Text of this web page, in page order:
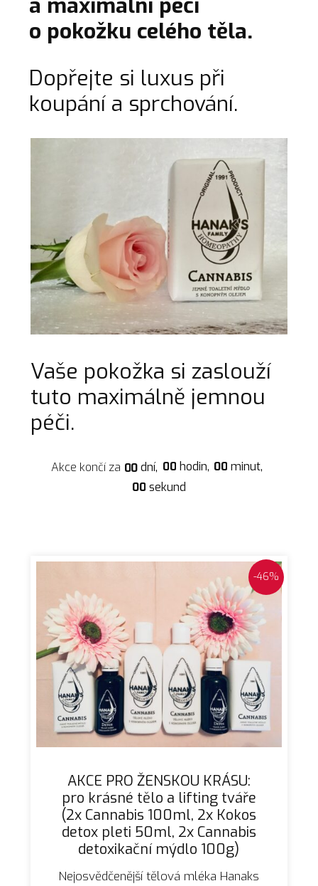
a maximální péčí
o pokožku celého těla.
Dopřejte si luxus při
koupání a sprchování.
Vaše pokožka si zaslouží
tuto maximálně jemnou
péči.
Akce končí za 00 dní 00 hodin 00 minut
00 sekund
-46%
AKCE PRO ŽENSKOU KRÁSU:
pro krásné tělo a lifting tváře
(2x Cannabis 100ml, 2x Kokos
detox pleti 50ml, 2x Cannabis
detoxikační mýdlo 100g)
Nejosvědčenější tělová mléka Hanaks